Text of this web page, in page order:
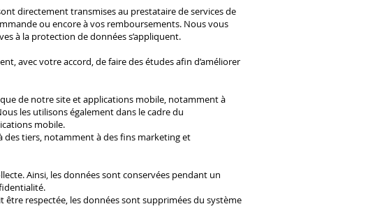
directement transmises au prestataire de services de
ou encore à vos remboursements. Nous vous
à la protection de données s’appliquent.
avec votre accord, de faire des études afin d’améliorer
de notre site et applications mobile, notamment à
les utilisons également dans le cadre du
mobile.
tiers, notamment à des fins marketing et
Ainsi, les données sont conservées pendant un
respectée, les données sont supprimées du système